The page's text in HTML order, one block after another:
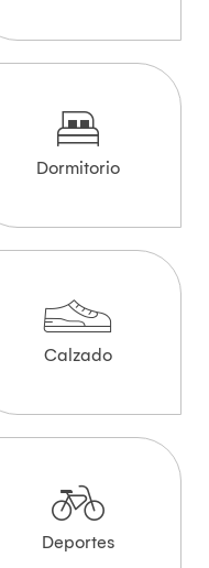
Dormitorio
Calzado
Deportes